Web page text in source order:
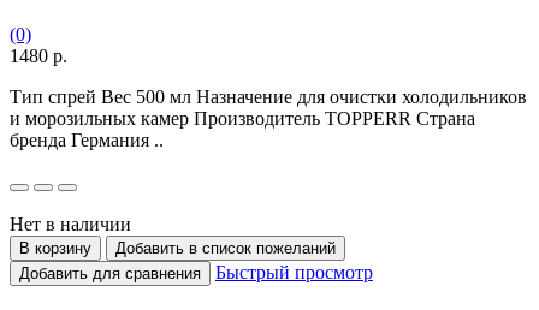
(0)
1480 р.
Тип спрей Вес 500 мл Назначение для очистки холодильников
и морозильных камер Производитель TOPPERR Страна
бренда Германия ..
Нет в наличии
В корзину
Добавить в список пожеланий
Добавить для сравнения
Быстрый просмотр